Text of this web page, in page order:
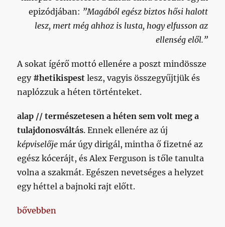
epizódjában: ”Magából egész biztos hősi halott
lesz, mert még ahhoz is lusta, hogy elfusson az
ellenség elől.”
A sokat ígérő mottó ellenére a poszt mindössze
egy #hetikispest lesz, vagyis összegyűjtjük és
naplózzuk a héten történteket.
alap // természetesen a héten sem volt meg a
tulajdonosváltás. Ennek ellenére az új
képviselője már úgy dirigál, mintha ő fizetné az
egész kócerájt, és Alex Ferguson is tőle tanulta
volna a szakmát. Egészen nevetséges a helyzet
egy héttel a bajnoki rajt előtt.
„Hetikispest 2024/07/19”
bővebben